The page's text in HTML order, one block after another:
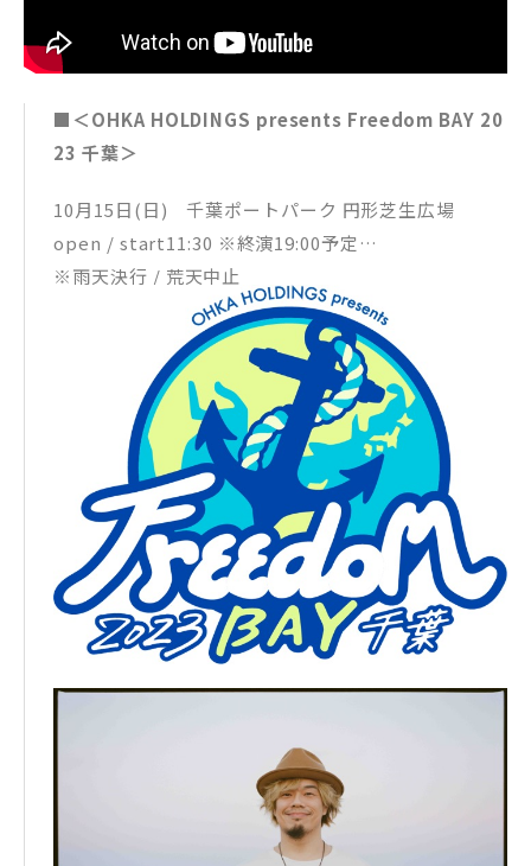
■＜OHKA HOLDINGS presents Freedom BAY 20
23 千葉＞
10月15日(日) 千葉ポートパーク 円形芝生広場
open / start11:30 ※終演19:00予定
※雨天決行 / 荒天中止
MINMI / DOZAN 11 aka 三⽊道三 / KENTY GROSS
/ t-Ace / APOLLO / NATURAL WEAPON / GADORO
/ ジャパニーズマゲニーズ / INFINITY16 / 導楽 / WA
RSAN / J-REXXX / Blue Vintage / lecca / 775 / ed
hiii boi / and more…
Special guest : 卓真(10-FEET) / TEE(※Blue Vinta
ge ステージゲスト出演)
主催：MASTERBEAU / OHKA HOLDINGS